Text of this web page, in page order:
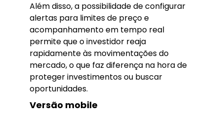
Além disso, a possibilidade de configurar
alertas para limites de preço e
acompanhamento em tempo real
permite que o investidor reaja
rapidamente às movimentações do
mercado, o que faz diferença na hora de
proteger investimentos ou buscar
oportunidades.
Versão mobile